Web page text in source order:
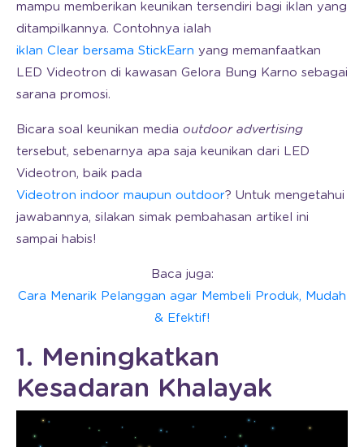
mampu memberikan keunikan tersendiri bagi iklan yang
ditampilkannya. Contohnya ialah
iklan Clear bersama StickEarn yang memanfaatkan
LED Videotron di kawasan Gelora Bung Karno sebagai
sarana promosi.
Bicara soal keunikan media outdoor advertising
tersebut, sebenarnya apa saja keunikan dari LED
Videotron, baik pada
Videotron indoor maupun outdoor? Untuk mengetahui
jawabannya, silakan simak pembahasan artikel ini
sampai habis!
Baca juga:
Cara Menarik Pelanggan agar Membeli Produk, Mudah
& Efektif!
1. Meningkatkan
Kesadaran Khalayak